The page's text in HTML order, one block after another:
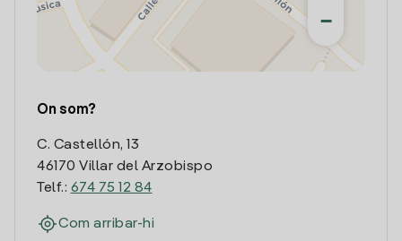
−
On som?
C. Castellón, 13
46170 Villar del Arzobispo
Telf.: 674 75 12 84
Com arribar-hi